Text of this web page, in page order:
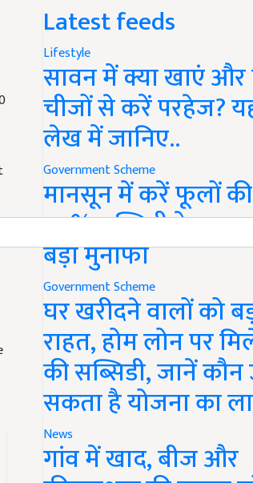
Latest feeds
Lifestyle
सावन में क्या खाएं
चीजों से करें परहेज?
लेख में जानिए..
Government Scheme
मानसून में करें फूलों
50% सब्सिडी के साथ
बड़ा मुनाफा
Government Scheme
घर खरीदने वालों को
राहत, होम लोन पर
की सब्सिडी, जानें कौन
सकता है योजना का
News
गांव में खाद, बीज और